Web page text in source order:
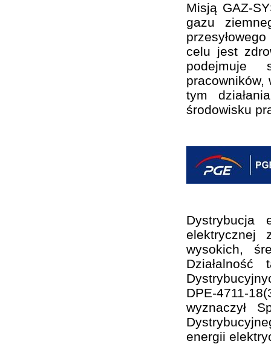
Misją GAZ-
gazu
celu jest
podejmuje
pracowników,
tym
środowisku
Dystrybucja
elektrycznej
wysokich,
DPE-4711-
wyznaczył
energii